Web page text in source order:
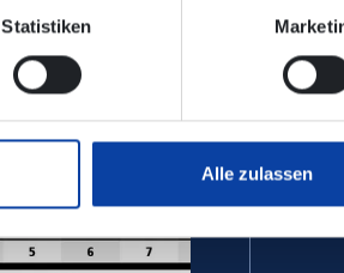
Statistiken
Alle zulassen
Tagen rund um die
Außerdem ist diese Karte
Benutzung